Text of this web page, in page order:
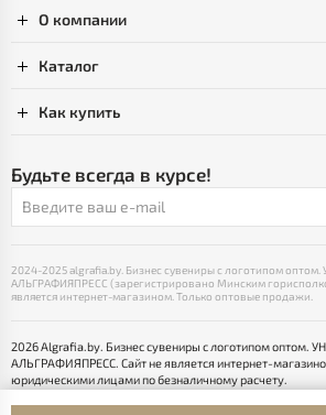
О компании
Каталог
Как купить
Будьте всегда в курсе!
2024-2025 algrafia.by. Бизнес сувениры с логотипом оптом.
АЛЬГРАФИЯПРЕСС (зарегистрировано Минским
является интернет-магазином. Только оптовые продажи.
2026 Algrafia.by. Бизнес сувениры с логотипом оптом.
АЛЬГРАФИЯПРЕСС. Сайт не является интернет-
юридическими лицами по безналичному расчету.